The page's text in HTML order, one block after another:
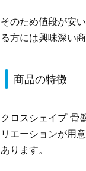
そのため値段が安
る方には興味深い
商品の特徴
クロスシェイプ 骨
リエーションが用
あります。